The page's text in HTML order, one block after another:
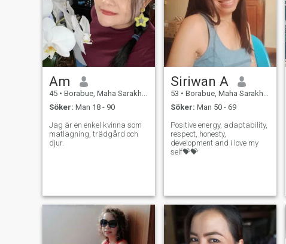
Am
45 • Borabue, Maha Sarakham, Thailand
Söker: Man 18 - 90
Jag är en enkel kvinna som
matlagning, trädgård och
djur.
Siriwan A
53 • Borabue, Maha Sarakham, Thailand
Söker: Man 50 - 69
Positive energy, adaptability,
respect, honesty,
development and i love my
self💝💝